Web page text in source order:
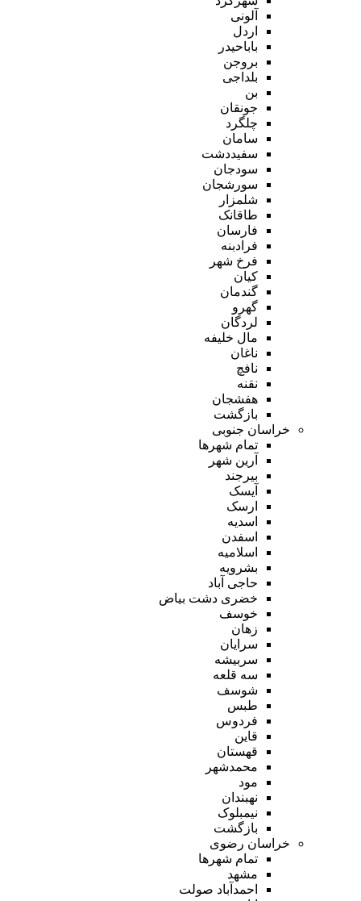
آلونی
اردل
باباحیدر
بروجن
بلداجی
بن
جونقان
چلگرد
سامان
سفیددشت
سودجان
سورشجان
شلمزار
طاقانک
فارسان
فرادبنه
فرخ شهر
کیان
گندمان
گهرو
لردگان
مال خلیفه
ناغان
نافچ
نقنه
هفشجان
بازگشت
خراسان جنوبی
تمام شهر‌ها
آرین شهر
بیرجند
آیسک
ارسک
اسدیه
اسفدن
اسلامیه
بشرویه
حاجی آباد
خضری دشت بیاض
خوسف
زهان
سرایان
سربیشه
سه قلعه
شوسف
طبس
فردوس
قاین
قهستان
محمدشهر
مود
نهبندان
نیمبلوک
بازگشت
خراسان رضوی
تمام شهر‌ها
مشهد
احمدآباد صولت